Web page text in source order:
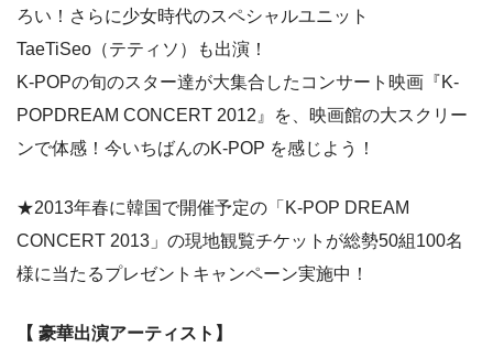
ろい！さらに少女時代のスペシャルユニット
TaeTiSeo（テティソ）も出演！
K-POPの旬のスター達が大集合したコンサート映画『K-
POPDREAM CONCERT 2012』を、映画館の大スクリー
ンで体感！今いちばんのK-POP を感じよう！
★2013年春に韓国で開催予定の「K-POP DREAM
CONCERT 2013」の現地観覧チケットが総勢50組100名
様に当たるプレゼントキャンペーン実施中！
【 豪華出演アーティスト】